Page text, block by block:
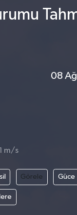
08
m/s
Görele Güce